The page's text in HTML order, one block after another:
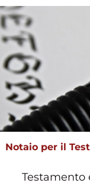
Notaio per il
Testamento